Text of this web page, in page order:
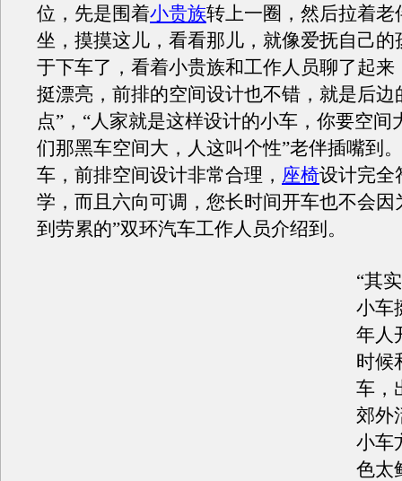
位，先是围着小贵族转上一圈，然后拉着老
坐，摸摸这儿，看看那儿，就像爱抚自己的
于下车了，看着小贵族和工作人员聊了起来
挺漂亮，前排的空间设计也不错，就是后边
点”，“人家就是这样设计的小车，你要空间
们那黑车空间大，人这叫个性”老伴插嘴到
车，前排空间设计非常合理， 座椅设计完全
学，而且六向可调，您长时间开车也不会因
到劳累的”双环汽车工作人员介绍到。
“其
小车
年人
时候
车，
郊外
小车
色太